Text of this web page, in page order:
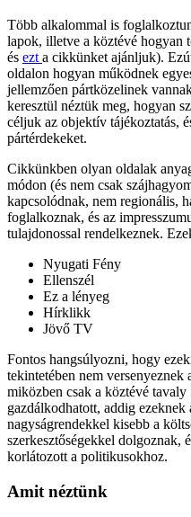
Több alkalommal is
lapok, illetve a köztévé hogyan
és ezt a cikkünket ajánljuk).
oldalon hogyan működnek
jellemzően pártközelinek
keresztül néztük meg, hogyan
céljuk az objektív tájékoztatás,
pártérdekeket.
Cikkünkben olyan oldalak
módon (és nem csak
kapcsolódnak, nem regionális,
foglalkoznak, és az
tulajdonossal rendelkeznek.
Nyugati Fény
Ellenszél
Ez a lényeg
Hírklikk
Jövő TV
Fontos hangsúlyozni, hogy
tekintetében nem
miközben csak a köztévé
gazdálkodhatott, addig
nagyságrendekkel kisebb a
szerkesztőségekkel dolgoznak,
korlátozott a politikusokhoz.
Amit néztünk